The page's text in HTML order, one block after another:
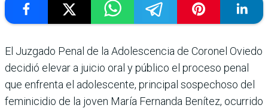
El Juzgado Penal de la Ado­lescencia de Coronel Oviedo
decidió elevar a juicio oral y público el proceso penal
que enfrenta el adolescente, prin­cipal sospechoso del
femini­cidio de la joven María Fer­nanda Benítez, ocurrido